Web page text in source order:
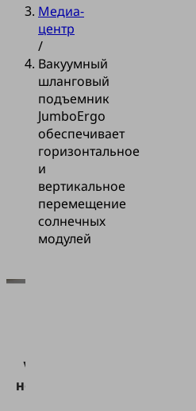
Медиа-
центр
/
Вакуумный
шланговый
подъемник
JumboErgo
обеспечивает
горизонтальное
и
вертикальное
перемещение
солнечных
модулей
Vimeo нам
необходимо